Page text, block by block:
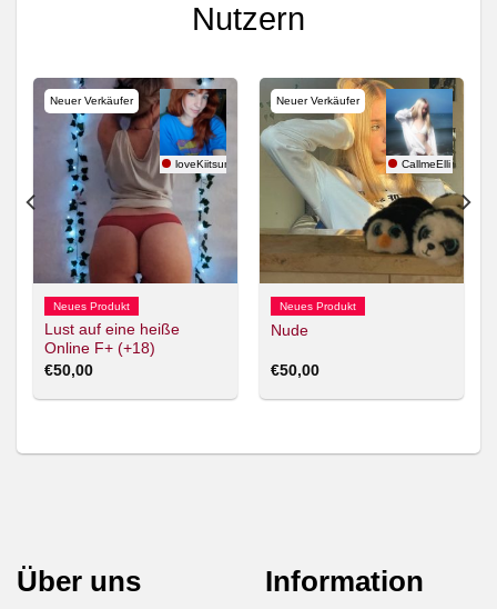
Nutzern
Neuer Verkäufer
loveKiitsune
Neues Produkt
Lust auf eine heiße
Online F+ (+18)
€50,00
Neuer Verkäufer
CallmeElli
Neues Produkt
Nude
€50,00
Über uns Information